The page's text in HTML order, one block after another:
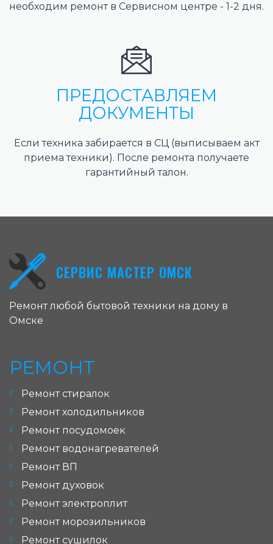
необходим ремонт в Сервисном центре - 1-2 дня.
ПРЕДОСТАВЛЯЕМ
ДОКУМЕНТЫ
Если техника забирается в СЦ (выписываем акт
приема техники). После ремонта получаете
гарантийный талон.
СЕРВИС МАСТЕР ОМСК
Ремонт любой бытовой техники на дому в
Омске
РЕМОНТ
Ремонт стиралок
Ремонт холодильников
Ремонт посудомоек
Ремонт водонагревателей
Ремонт ВП
Ремонт духовок
Ремонт электроплит
Ремонт морозильников
Ремонт сушилок